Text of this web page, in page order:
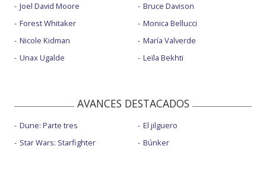
Joel David Moore
Forest Whitaker
Nicole Kidman
Unax Ugalde
Bruce Davison
Monica Bellucci
María Valverde
Leïla Bekhti
AVANCES DESTACADOS
Dune: Parte tres
Star Wars: Starfighter
El jilguero
Búnker